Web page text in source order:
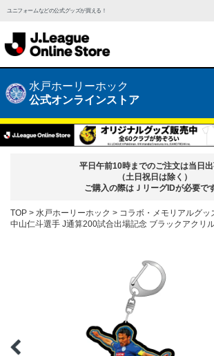
ユニフォームなどの公式グッズが買える！
水戸ホーリーホック
公式オンラインストア
平日午前10時までのご注文は当日出
（土日祝日は除く）
ご購入の際はＪリーグIDが必要です
TOP 水戸ホーリーホック
コラボ・メモリアルグッ
中山仁斗選手 J通算200試合出場記念 ブラックアクリ